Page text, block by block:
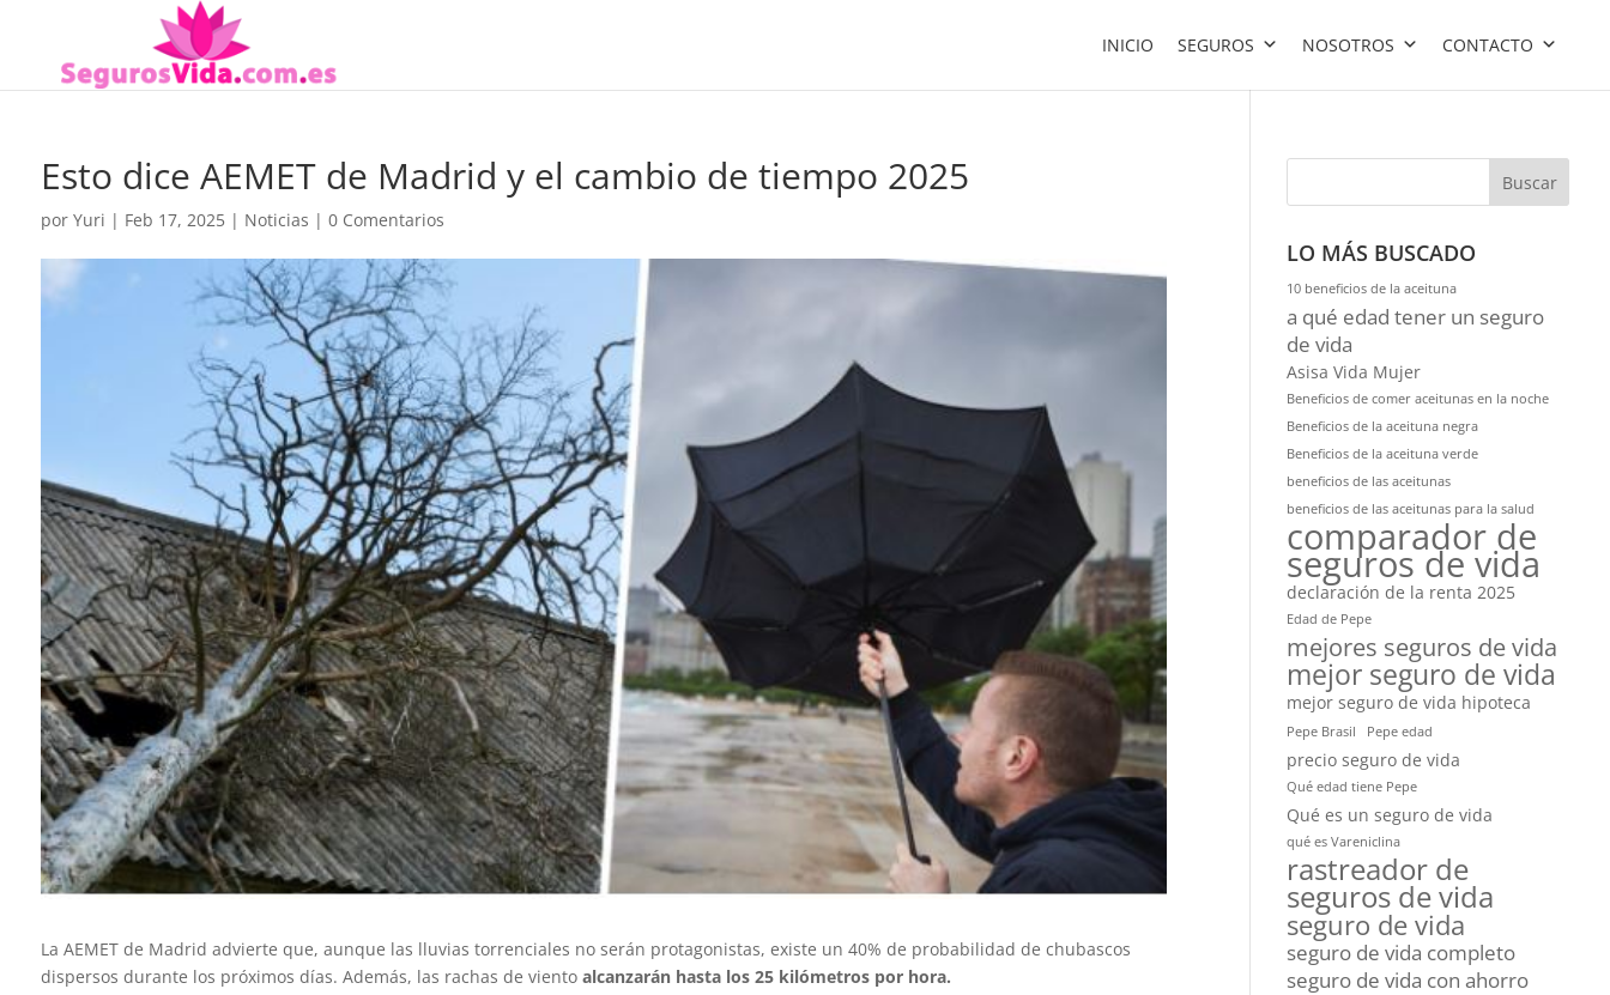
INICIO SEGUROS NOSOTROS CONTACTO
Esto dice AEMET de Madrid y el cambio de tiempo 2025
por Yuri | Feb 17, 2025| Noticias | 0 Comentarios
La AEMET de Madrid advierte que, aunque las lluvias torrenciales no serán protagonistas, existe un 40% de probabilidad de chubascos
dispersos durante los próximos días. Además, las rachas de vientoalcanzarán hasta los 25 kilómetros por hora.
Buscar
LO MÁS BUSCADO
10 beneficios de la aceituna
a qué edad tener un seguro
de vida
Asisa Vida Mujer
Beneficios de comer aceitunas en la noche
Beneficios de la aceituna negra
Beneficios de la aceituna verde
beneficios de las aceitunas
beneficios de las aceitunas para la salud
comparador de
seguros de vida
declaración de la renta 2025
Edad de Pepe
mejores seguros de vida
mejor seguro de vida
mejor seguro de vida hipoteca
Pepe Brasil Pepe edad
precio seguro de vida
Qué edad tiene Pepe
Qué es un seguro de vida
qué es Vareniclina
rastreador de
seguros de vida
seguro de vida
seguro de vida completo
seguro de vida con ahorro